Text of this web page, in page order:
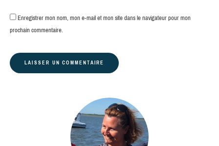
Enregistrer mon nom, mon e-mail et mon site dans le navigateur pour mon
prochain commentaire.